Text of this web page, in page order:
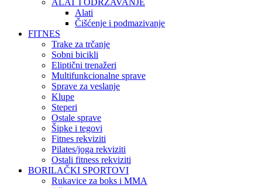
ALAT I ODRŽAVANJE
Alati
Čišćenje i podmazivanje
FITNES
Trake za trčanje
Sobni bicikli
Eliptični trenažeri
Multifunkcionalne sprave
Sprave za veslanje
Klupe
Steperi
Ostale sprave
Šipke i tegovi
Fitnes rekviziti
Pilates/joga rekviziti
Ostali fitness rekviziti
BORILAČKI SPORTOVI
Rukavice za boks i MMA